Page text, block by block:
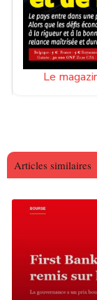
Le
Articles similaires